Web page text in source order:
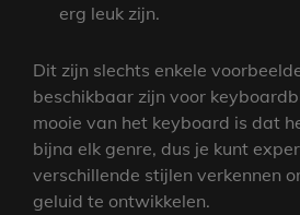
erg leuk zijn.
Dit zijn slechts enkele
beschikbaar zijn voor
mooie van het keyboard is dat
bijna elk genre, dus je kunt
verschillende stijlen verkennen
geluid te ontwikkelen.